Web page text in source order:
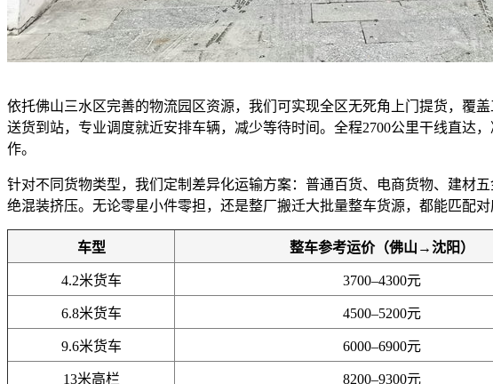
依托佛山三水区完善的物流园区资源，我们可实现全区无死角上门提货，覆
送货到站，专业调度就近安排车辆，减少等待时间。全程2700公里干线直达
作。
针对不同货物类型，我们定制差异化运输方案：普通百货、电商货物、建材
绝混装挤压。无论零星小件零担，还是整厂搬迁大批量整车货源，都能匹配
车型 整车参考运价（佛山→沈阳）
4.2米货车 3700–4300元
6.8米货车 4500–5200元
9.6米货车 6000–6900元
13米高栏 8200–9300元